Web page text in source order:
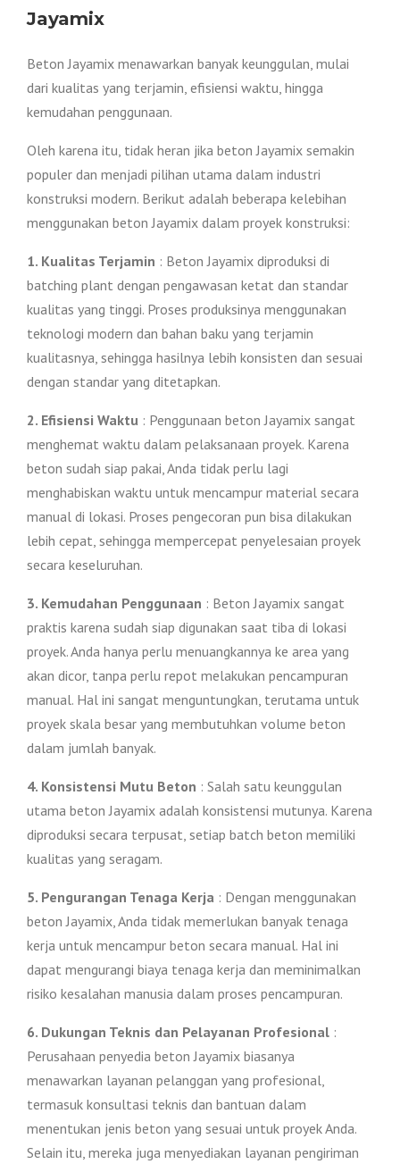
Jayamix
Beton Jayamix menawarkan banyak keunggulan, mulai
dari kualitas yang terjamin, efisiensi waktu, hingga
kemudahan penggunaan.
Oleh karena itu, tidak heran jika beton Jayamix semakin
populer dan menjadi pilihan utama dalam industri
konstruksi modern. Berikut adalah beberapa kelebihan
menggunakan beton Jayamix dalam proyek konstruksi:
1. Kualitas Terjamin : Beton Jayamix diproduksi di
batching plant dengan pengawasan ketat dan standar
kualitas yang tinggi. Proses produksinya menggunakan
teknologi modern dan bahan baku yang terjamin
kualitasnya, sehingga hasilnya lebih konsisten dan sesuai
dengan standar yang ditetapkan.
2. Efisiensi Waktu : Penggunaan beton Jayamix sangat
menghemat waktu dalam pelaksanaan proyek. Karena
beton sudah siap pakai, Anda tidak perlu lagi
menghabiskan waktu untuk mencampur material secara
manual di lokasi. Proses pengecoran pun bisa dilakukan
lebih cepat, sehingga mempercepat penyelesaian proyek
secara keseluruhan.
3. Kemudahan Penggunaan : Beton Jayamix sangat
praktis karena sudah siap digunakan saat tiba di lokasi
proyek. Anda hanya perlu menuangkannya ke area yang
akan dicor, tanpa perlu repot melakukan pencampuran
manual. Hal ini sangat menguntungkan, terutama untuk
proyek skala besar yang membutuhkan volume beton
dalam jumlah banyak.
4. Konsistensi Mutu Beton : Salah satu keunggulan
utama beton Jayamix adalah konsistensi mutunya. Karena
diproduksi secara terpusat, setiap batch beton memiliki
kualitas yang seragam.
5. Pengurangan Tenaga Kerja : Dengan menggunakan
beton Jayamix, Anda tidak memerlukan banyak tenaga
kerja untuk mencampur beton secara manual. Hal ini
dapat mengurangi biaya tenaga kerja dan meminimalkan
risiko kesalahan manusia dalam proses pencampuran.
6. Dukungan Teknis dan Pelayanan Profesional :
Perusahaan penyedia beton Jayamix biasanya
menawarkan layanan pelanggan yang profesional,
termasuk konsultasi teknis dan bantuan dalam
menentukan jenis beton yang sesuai untuk proyek Anda.
Selain itu, mereka juga menyediakan layanan pengiriman